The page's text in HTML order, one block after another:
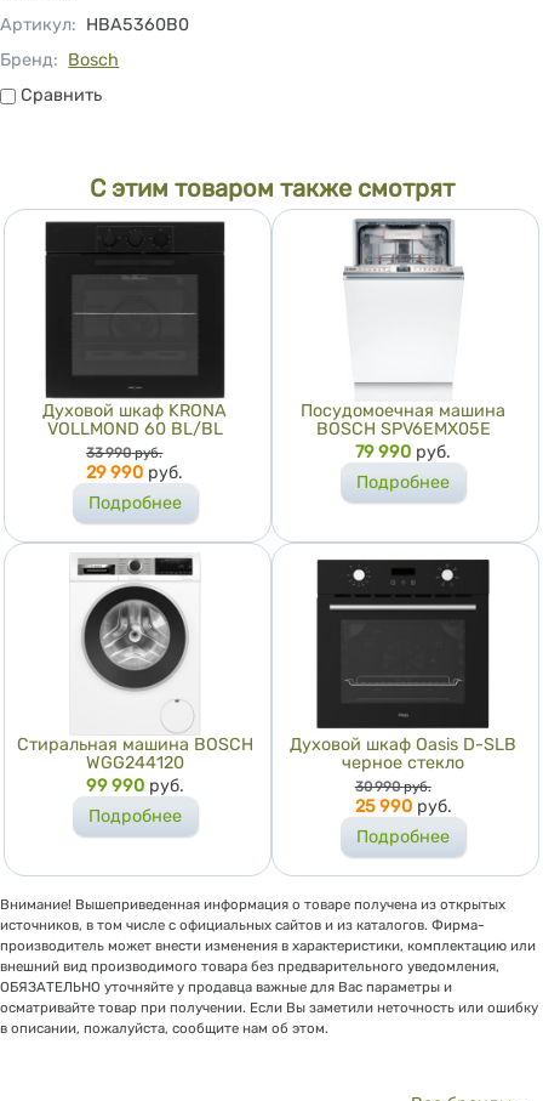
Артикул: HBA5360B0
Бренд: Bosch
СравнитьСравнить
С этим товаром также смотрят
Духовой шкаф KRONA
VOLLMOND 60 BL/BL
Цена
33 990 руб.
29 990 руб.
Подробнее
Посудомоечная машина
BOSCH SPV6EMX05E
Цена
79 990 руб.
Подробнее
Стиральная машина BOSCH
WGG244120
Цена
99 990 руб.
Подробнее
Духовой шкаф Oasis D-SLB
черное стекло
Цена
30 990 руб.
25 990 руб.
Подробнее
Внимание! Вышеприведенная информация о товаре получена из открытых
источников, в том числе с официальных сайтов и из каталогов. Фирма-
производитель может внести изменения в характеристики, комплектацию или
внешний вид производимого товара без предварительного уведомления,
ОБЯЗАТЕЛЬНО уточняйте у продавца важные для Вас параметры и
осматривайте товар при получении. Если Вы заметили неточность или ошибку
в описании, пожалуйста, сообщите нам об этом.